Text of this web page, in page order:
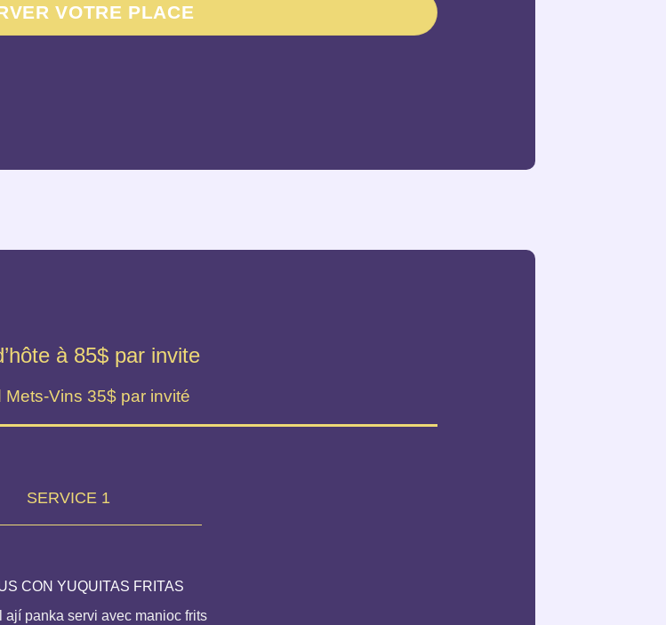
VOTRE PLACE
à 85$ par invite
Mets-Vins 35$ par invité
SERVICE 1
CON YUQUITAS FRITAS
ají panka servi avec manioc frits